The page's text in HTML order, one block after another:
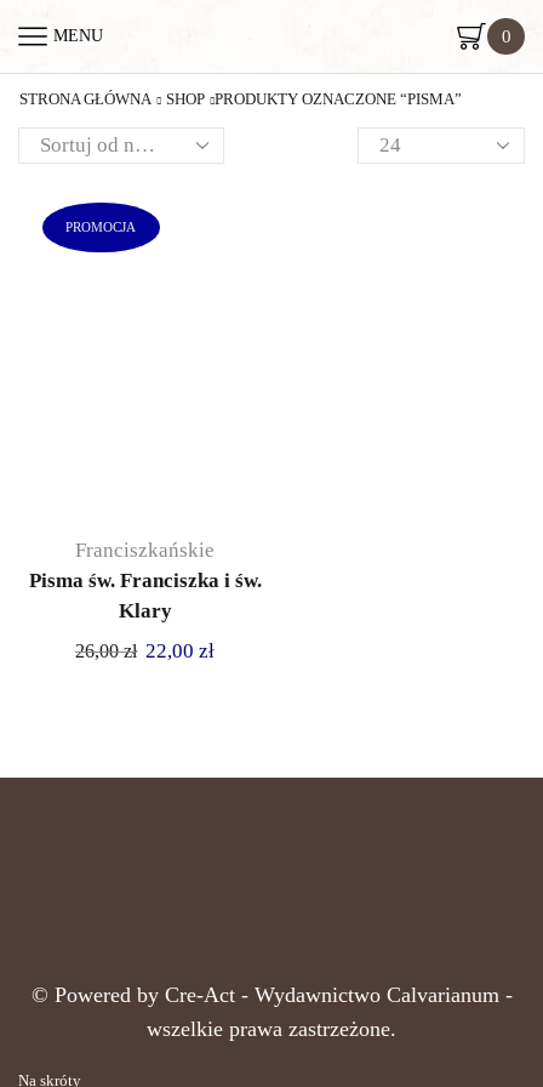
MENU 0
STRONA GŁÓWNA SHOP PRODUKTY OZNACZONE “PISMA”
PROMOCJA
Franciszkańskie
Pisma św. Franciszka i św.
Klary
26,00zł 22,00 zł
© Powered by Cre-Act - Wydawnictwo Calvarianum -
wszelkie prawa zastrzeżone.
Na skróty